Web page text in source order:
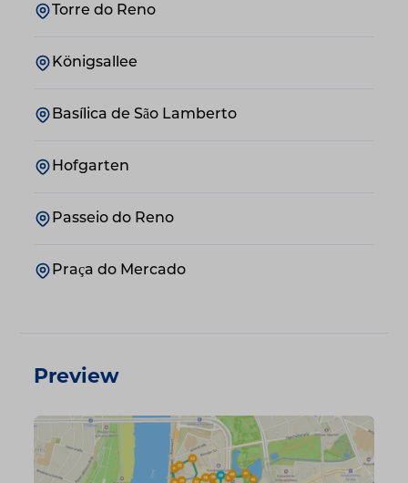
Torre do Reno
Königsallee
Basílica de São Lamberto
Hofgarten
Passeio do Reno
Praça do Mercado
Preview